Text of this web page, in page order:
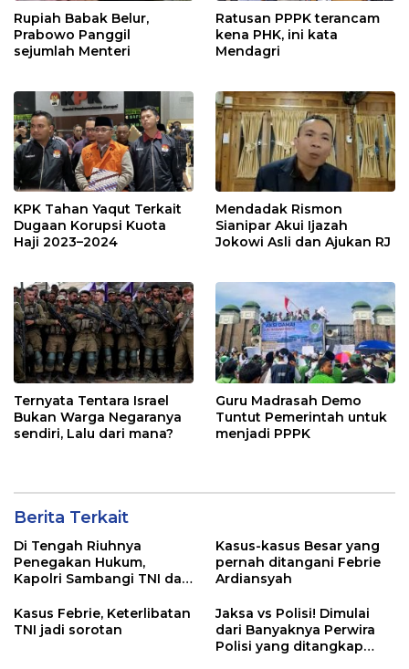
Rupiah Babak Belur,
Prabowo Panggil
sejumlah Menteri
Ratusan PPPK terancam
kena PHK, ini kata
Mendagri
KPK Tahan Yaqut Terkait
Dugaan Korupsi Kuota
Haji 2023–2024
Mendadak Rismon
Sianipar Akui Ijazah
Jokowi Asli dan Ajukan RJ
Ternyata Tentara Israel
Bukan Warga Negaranya
sendiri, Lalu dari mana?
Guru Madrasah Demo
Tuntut Pemerintah untuk
menjadi PPPK
Berita Terkait
Di Tengah Riuhnya
Penegakan Hukum,
Kapolri Sambangi TNI dan
Kasus-kasus Besar yang
pernah ditangani Febrie
Ardiansyah
Kasus Febrie, Keterlibatan
TNI jadi sorotan
Jaksa vs Polisi! Dimulai
dari Banyaknya Perwira
Polisi yang ditangkap